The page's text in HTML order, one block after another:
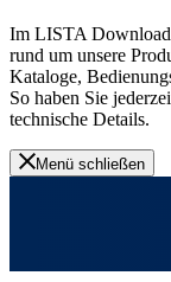
Im LISTA
rund um unsere
Kataloge,
So haben Sie
technische Details.
Menü schließen